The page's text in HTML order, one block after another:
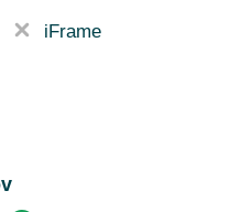
iFrame